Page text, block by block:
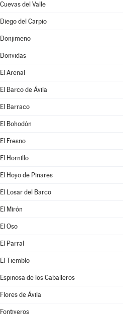
Cuevas del Valle
Diego del Carpio
Donjimeno
Donvidas
El Arenal
El Barco de Ávila
El Barraco
El Bohodón
El Fresno
El Hornillo
El Hoyo de Pinares
El Losar del Barco
El Mirón
El Oso
El Parral
El Tiemblo
Espinosa de los Caballeros
Flores de Ávila
Fontiveros